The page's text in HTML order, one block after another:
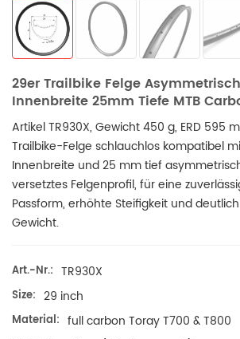
29er Trailbike Felge
Innenbreite 25mm Tiefe MTB
Artikel TR930X, Gewicht 450 g, ERD 595
Trailbike-Felge schlauchlos kompatibel
Innenbreite und 25 mm tief
versetztes Felgenprofil, für eine
Passform, erhöhte Steifigkeit und
Gewicht.
Art.-Nr.: TR930X
Size: 29 inch
Material: full carbon Toray T700 & T800